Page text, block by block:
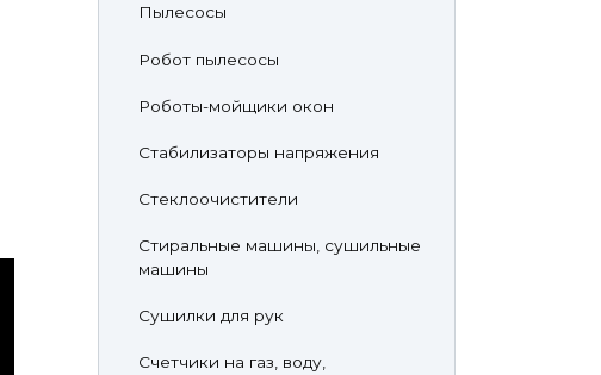
Пылесосы
Робот пылесосы
Роботы-мойщики окон
Стабилизаторы напряжения
Стеклоочистители
Стиральные машины, сушильные
машины
Сушилки для рук
Счетчики на газ, воду,